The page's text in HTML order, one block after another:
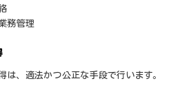
務管理
は、適法かつ公正な手段で行います。